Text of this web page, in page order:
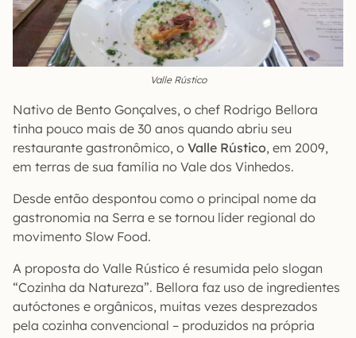
Valle Rústico
Nativo de Bento Gonçalves, o chef Rodrigo Bellora
tinha pouco mais de 30 anos quando abriu seu
restaurante gastronômico, o Valle Rústico, em 2009,
em terras de sua família no Vale dos Vinhedos.
Desde então despontou como o principal nome da
gastronomia na Serra e se tornou líder regional do
movimento Slow Food.
A proposta do Valle Rústico é resumida pelo slogan
“Cozinha da Natureza”. Bellora faz uso de ingredientes
autóctones e orgânicos, muitas vezes desprezados
pela cozinha convencional – produzidos na própria